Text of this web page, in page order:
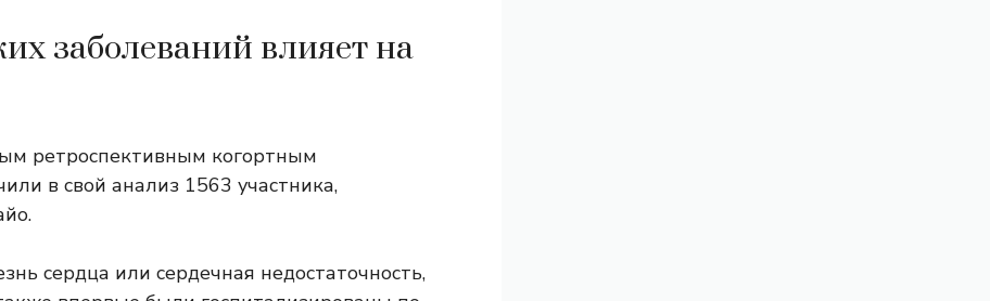
заболеваний влияет на
ретроспективным когортным
в свой анализ 1563 участника,
сердца или сердечная недостаточность,